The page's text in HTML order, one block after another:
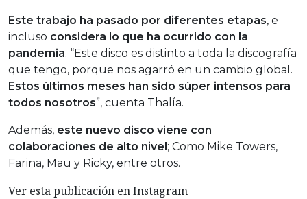
Este trabajo ha pasado por diferentes etapas, e
incluso considera lo que ha ocurrido con la
pandemia. “Este disco es distinto a toda la discografía
que tengo, porque nos agarró en un cambio global.
Estos últimos meses han sido súper intensos para
todos nosotros”, cuenta Thalía.
Además, este nuevo disco viene con
colaboraciones de alto nivel; Como Mike Towers,
Farina, Mau y Ricky, entre otros.
Ver esta publicación en Instagram